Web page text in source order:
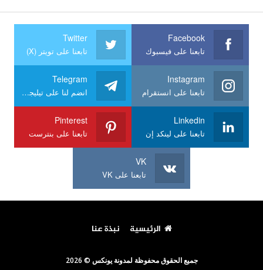
Facebook
تابعنا على فيسبوك
Twitter
تابعنا على تويتر (X)
Instagram
تابعنا على انستقرام
Telegram
انضم لنا على تيليجرام
Linkedin
تابعنا على لينكد إن
Pinterest
تابعنا على بنترست
VK
تابعنا على VK
الرئيسية نبذة عنا
جميع الحقوق محفوظة لمدونة يونكس © 2026